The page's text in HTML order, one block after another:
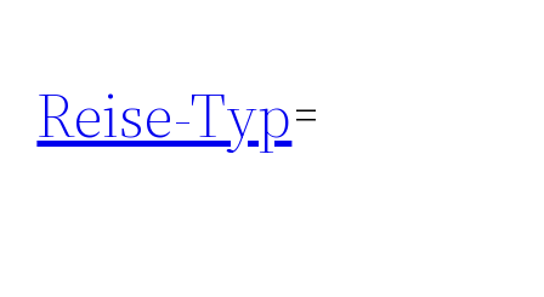
springen
Reise-Typ